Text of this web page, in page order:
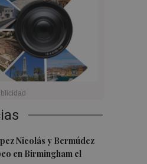
Nicolás y Bermúdez
en Birmingham el